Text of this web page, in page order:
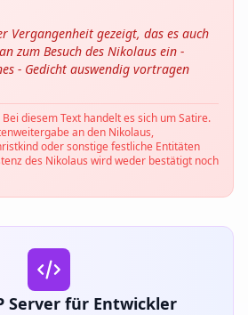
Vergangenheit gezeigt, das es auch
zum Besuch des Nikolaus ein -
- Gedicht auswendig vortragen
Bei diesem Text handelt es sich um Satire.
an den Nikolaus,
oder sonstige festliche Entitäten
des Nikolaus wird weder bestätigt noch
Server für Entwickler